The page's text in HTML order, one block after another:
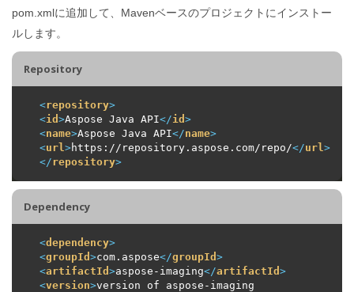
pom.xmlに追加して、Mavenベースのプロジェクトにインストー
ルします。
Repository
<repository>
<id >Aspose Java API</id >
<name>Aspose Java API</name>
<url >https://repository.aspose.com/repo/</url >
</repository>
Dependency
<dependency>
<groupId >com.aspose</groupId >
<artifactId >aspose-imaging</artifactId >
<version>version of aspose-imaging